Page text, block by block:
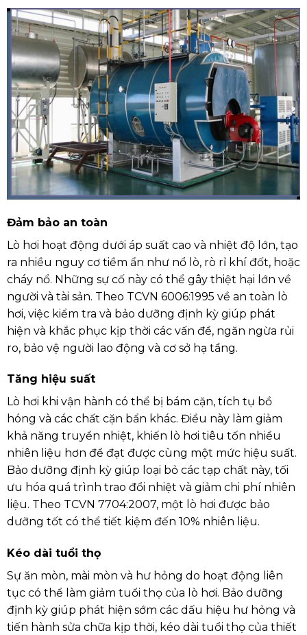
Đảm bảo an toàn
Lò hơi hoạt động dưới áp suất cao và nhiệt độ lớn, tạo
ra nhiều nguy cơ tiềm ẩn như nổ lò, rò rỉ khí đốt, hoặc
cháy nổ. Những sự cố này có thể gây thiệt hại lớn về
người và tài sản. Theo TCVN 6006:1995 về an toàn lò
hơi, việc kiểm tra và bảo dưỡng định kỳ giúp phát
hiện và khắc phục kịp thời các vấn đề, ngăn ngừa rủi
ro, bảo vệ người lao động và cơ sở hạ tầng.
Tăng hiệu suất
Lò hơi khi vận hành có thể bị bám cặn, tích tụ bồ
hóng và các chất cặn bẩn khác. Điều này làm giảm
khả năng truyền nhiệt, khiến lò hơi tiêu tốn nhiều
nhiên liệu hơn để đạt được cùng một mức hiệu suất.
Bảo dưỡng định kỳ giúp loại bỏ các tạp chất này, tối
ưu hóa quá trình trao đổi nhiệt và giảm chi phí nhiên
liệu. Theo TCVN 7704:2007, một lò hơi được bảo
dưỡng tốt có thể tiết kiệm đến 10% nhiên liệu.
Kéo dài tuổi thọ
Sự ăn mòn, mài mòn và hư hỏng do hoạt động liên
tục có thể làm giảm tuổi thọ của lò hơi. Bảo dưỡng
định kỳ giúp phát hiện sớm các dấu hiệu hư hỏng và
tiến hành sửa chữa kịp thời, kéo dài tuổi thọ của thiết